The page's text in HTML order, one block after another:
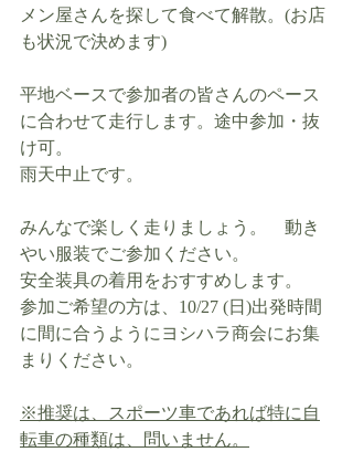
メン屋さんを探して食べて解散。(お店
も状況で決めます)
平地ベースで参加者の皆さんのペース
に合わせて走行します。途中参加・抜
け可。
雨天中止です。
みんなで楽しく走りましょう。　動き
やい服装でご参加ください。
安全装具の着用をおすすめします。
参加ご希望の方は、10/27 (日)出発時間
に間に合うようにヨシハラ商会にお集
まりください。
※推奨は、スポーツ車であれば特に自
転車の種類は、問いません。